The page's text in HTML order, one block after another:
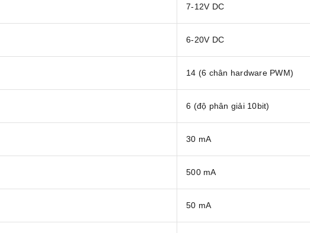
7-12V DC
6-20V DC
14 (6 chân hardware PWM)
6 (độ phân giải 10bit)
30 mA
500 mA
50 mA